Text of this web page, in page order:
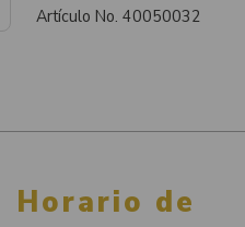
Artículo No. 40050032
Horario de